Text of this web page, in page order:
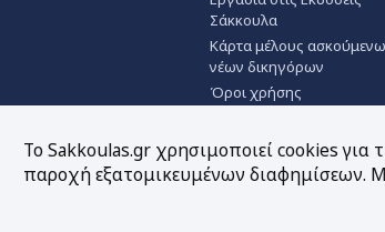
Σάκκουλα
Κάρτα μέλους
νέων δικηγόρων
Όροι χρήσης
Χρήση Cookies
Το Sakkoulas.gr χρησιμοποιεί cookies
παροχή εξατομικευμένων διαφημίσεων.